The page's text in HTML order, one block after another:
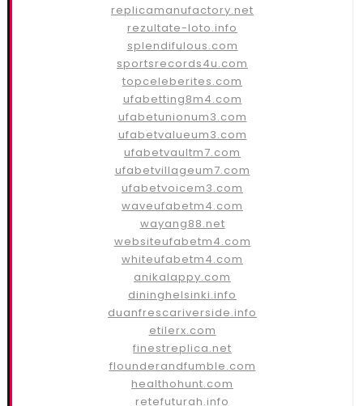
replicamanufactory.net
rezultate-loto.info
splendifulous.com
sportsrecords4u.com
topceleberites.com
ufabetting8m4.com
ufabetunionum3.com
ufabetvalueum3.com
ufabetvaultm7.com
ufabetvillageum7.com
ufabetvoicem3.com
waveufabetm4.com
wayang88.net
websiteufabetm4.com
whiteufabetm4.com
anikalappy.com
dininghelsinki.info
duanfrescariverside.info
etilerx.com
finestreplica.net
flounderandfumble.com
healthohunt.com
retefuturah.info